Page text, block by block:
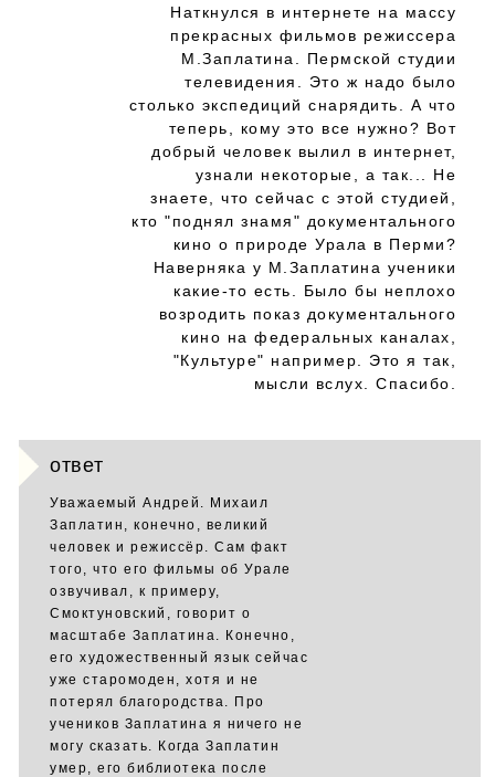
Наткнулся в интернете на массу
прекрасных фильмов режиссера
М.Заплатина. Пермской студии
телевидения. Это ж надо было
столько экспедиций снарядить. А что
теперь, кому это все нужно? Вот
добрый человек вылил в интернет,
узнали некоторые, а так... Не
знаете, что сейчас с этой студией,
кто "поднял знамя" документального
кино о природе Урала в Перми?
Наверняка у М.Заплатина ученики
какие-то есть. Было бы неплохо
возродить показ документального
кино на федеральных каналах,
"Культуре" например. Это я так,
мысли вслух. Спасибо.
ответ
Уважаемый Андрей. Михаил
Заплатин, конечно, великий
человек и режиссёр. Сам факт
того, что его фильмы об Урале
озвучивал, к примеру,
Смоктуновский, говорит о
масштабе Заплатина. Конечно,
его художественный язык сейчас
уже старомоден, хотя и не
потерял благородства. Про
учеников Заплатина я ничего не
могу сказать. Когда Заплатин
умер, его библиотека после